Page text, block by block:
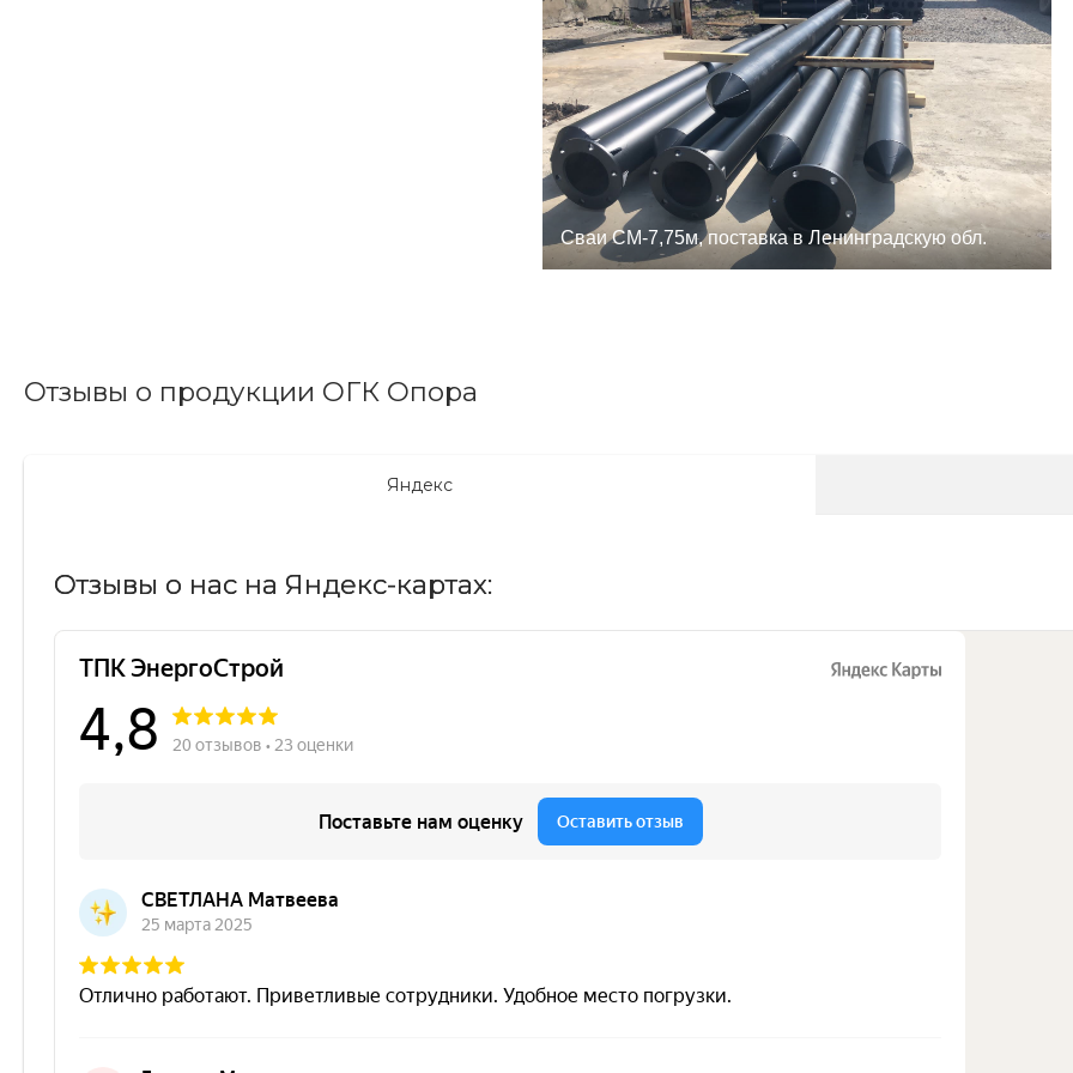
Сваи СМ-7,75м, поставка в Ленинградскую обл.
Отзывы о продукции ОГК Опора
Яндекс
Отзывы о нас на Яндекс-картах: